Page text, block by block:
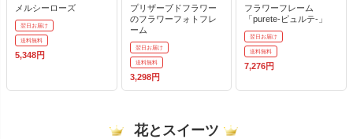
メルシーローズ
翌日お届け
送料無料
5,348円
プリザーブドフラワー
のフラワーフォトフレ
ーム
翌日お届け
送料無料
3,298円
フラワーフレーム
「purete-ピュルテ-」
翌日お届け
送料無料
7,276円
花とスイーツ